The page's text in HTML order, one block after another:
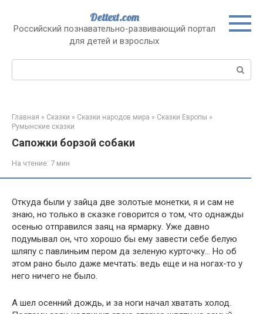
контенту
Dettext.com
Российский познавательно-развивающий портал
для детей и взрослых
Поиск:
Главная » Сказки » Сказки народов мира » Сказки Европы »
Румынские сказки
Сапожки борзой собаки
На чтение: 7 мин
Откуда были у зайца две золотые монетки, я и сам не
знаю, но только в сказке говорится о том, что однажды
осенью отправился заяц на ярмарку. Уже давно
подумывал он, что хорошо бы ему завести себе белую
шляпу с павлиньим пером да зеленую курточку… Но об
этом рано было даже мечтать: ведь еще и на ногах-то у
него ничего не было.
А шел осенний дождь, и за ноги начал хватать холод.